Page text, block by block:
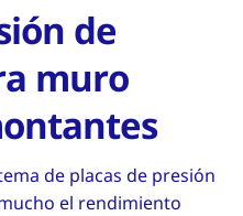
de
muro
de placas de presión
el rendimiento